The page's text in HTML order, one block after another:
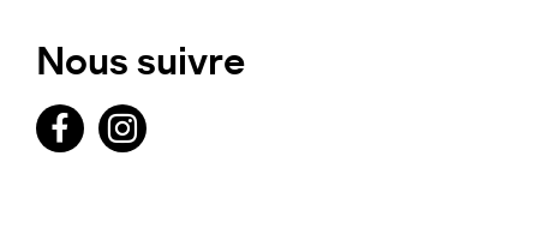
Nous suivre
FacebookInstagram